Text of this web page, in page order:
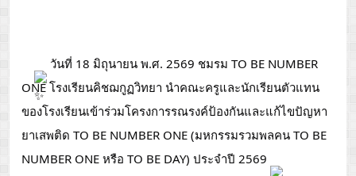
วันที่ 18 มิถุนายน พ.ศ. 2569 ชมรม TO BE NUMBER
ONE โรงเรียนคิชฌกูฏวิทยา นำคณะครูและนักเรียนตัวแทน
ของโรงเรียนเข้าร่วมโครงการรณรงค์ป้องกันและแก้ไขปัญหา
ยาเสพติด TO BE NUMBER ONE (มหกรรมรวมพลคน TO BE
NUMBER ONE หรือ TO BE DAY) ประจำปี 2569